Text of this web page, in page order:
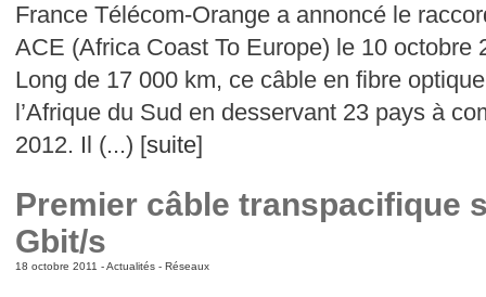
France Télécom-Orange a annoncé le
ACE (Africa Coast To Europe) le 10 octobre
Long de 17 000 km, ce câble en fibre
l’Afrique du Sud en desservant 23 pays à
2012. Il (...) [suite]
Premier câble transpacifique
Gbit/s
18 octobre 2011 -Actualités- Réseaux